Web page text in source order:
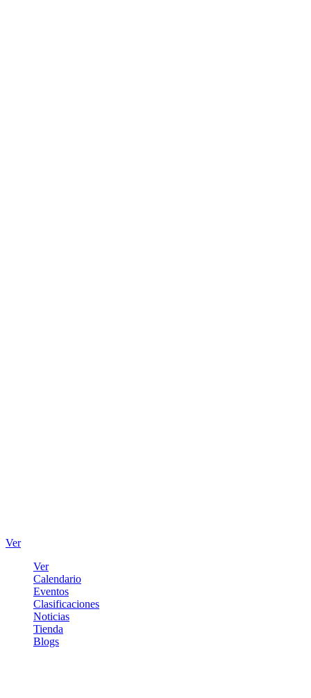
Ver
Ver
Calendario
Eventos
Clasificaciones
Noticias
Tienda
Blogs